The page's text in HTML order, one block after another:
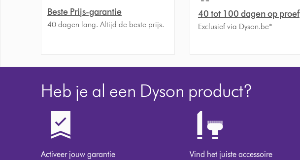
Beste Prijs-garantie
40 dagen lang. Altijd de beste prijs.
40 tot 100 dagen op proef
Exclusief via Dyson.be*
Heb je al een Dyson product?
Activeer jouw garantie Vind het juiste accessoire